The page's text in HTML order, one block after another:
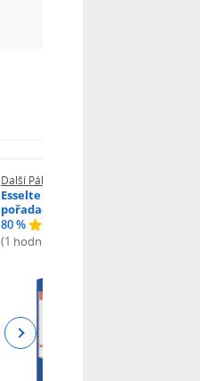
Další Pákové pořadače
Esselte Economy pákový
pořadač A4 7,5 cm modrý
80 %
(1 hodnocení)
Next